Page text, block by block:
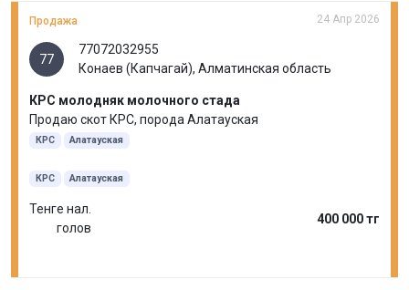
Продажа 24 Апр 2026
77
77072032955
Конаев (Капчагай), Алматинская область
КРС молодняк молочного стада
Продаю скот КРС, порода Алатауская
КРС Алатауская
КРС Алатауская
Тенге нал.
голов
400 000 тг